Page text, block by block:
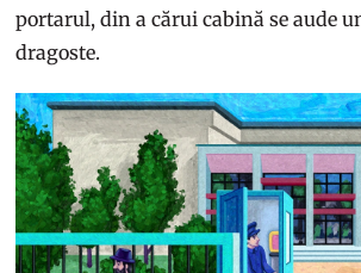
portarul, din a cărui cabină se aude
dragoste.